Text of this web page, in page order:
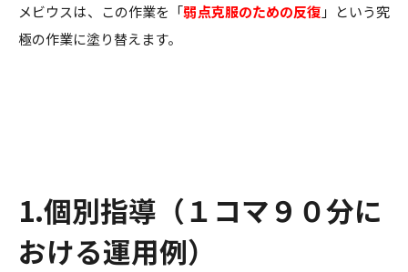
メビウスは、この作業を「弱点克服のための反復 」という究
極の作業に塗り替えます。
1.個別指導（１コマ９０分に
おける運用例）